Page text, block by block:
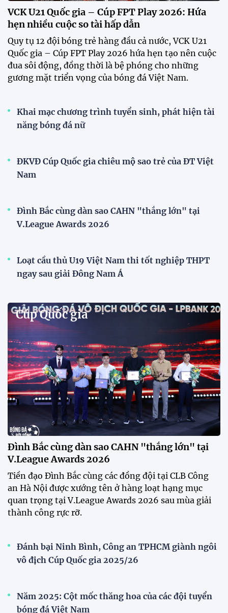
Xã Hùng Châu tưng bừng khai mạc giải bóng đá
truyền thống lần thứ VI
HLV Kim Sang Sik: "ĐT Việt Nam sẽ tung đội
hình mạnh nhất trước Campuchia"
CĐV vượt gần 80 km từ 5h30 sáng để mua vé xem
tuyển Việt Nam
Đội tuyển nữ Việt Nam
tập để theo dõi sao nhập tịch tuyển Việt Nam
Buổi tập của tuyển Việt Nam chiều nay (29/7) bất
ngờ thu hút sự chú ý của truyền thông Singapore
khi một phóng viên có mặt tại sân để trực tiếp theo
dõi màn thể hiện của các ngôi sao nhập tịch.
Đình Bắc cùng dàn sao CAHN "thắng lớn" tại
V.League Awards 2026
Festival bóng đá nữ trẻ 2026 lan tỏa đam mê tại
Đồng Tháp
Bóng đá Việt Nam nhận giải thưởng đặc biệt từ
AFC
Bóng đá nữ Việt Nam đón cú hích lớn trước mùa
giải 2026
Đội tuyển trẻ